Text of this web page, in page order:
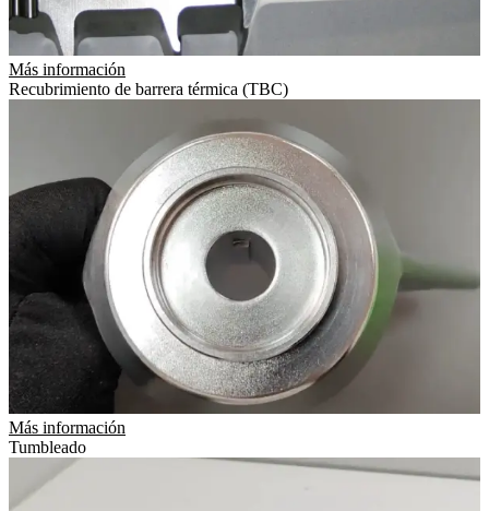
Más información
Recubrimiento de barrera térmica (TBC)
Más información
Tumbleado